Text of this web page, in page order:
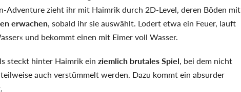
Adventure zieht ihr mit Haimrik durch 2D-Level, deren Böden mit
erwachen, sobald ihr sie auswählt. Lodert etwa ein Feuer, lauft
und bekommt einen mit Eimer voll Wasser.
steckt hinter Haimrik ein ziemlich brutales Spiel, bei dem nicht
auch verstümmelt werden. Dazu kommt ein absurder